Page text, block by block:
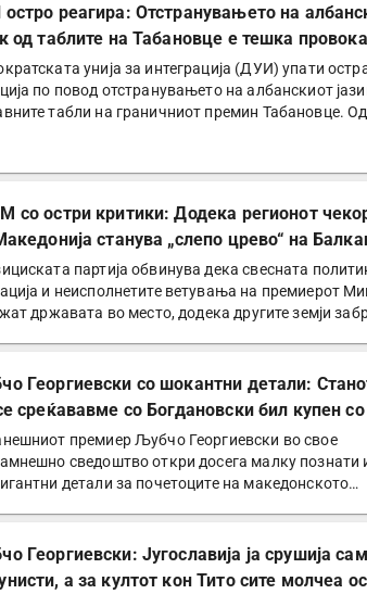
реагира: Отстранувањето на
од таблите на Табановце е тешка
унија за интеграција (ДУИ) упати
по повод отстранувањето на албанскиот
табли на граничниот премин Табановце. Од
со остри критики: Додека регионот
станува „слепо црево“ на
партија обвинува дека свесната
и неисполнетите ветувања на премиерот
државата во место, додека другите земји
Георгиевски со шокантни детали:
среќававме со Богдановски бил купен
премиер Љубчо Георгиевски во свое
сведоштво откри досега малку познати
детали за почетоците на македонското
Георгиевски: Југославија ја срушија
а за култот кон Тито сите молчеа